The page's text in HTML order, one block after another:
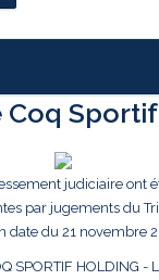
Coq Sportif
judiciaire ont
par jugements du
date du 21 novembre
SPORTIF HOLDING -